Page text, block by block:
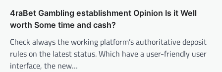
o
n
4raBet Gambling establishment Opinion Is it Well
worth Some time and cash?
Check always the working platform’s authoritative deposit
rules on the latest status. Which have a user-friendly user
interface, the new…